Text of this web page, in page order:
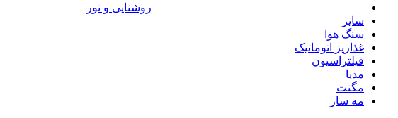
روشنایی و نور
سایر
سنگ هوا
غذاریز اتوماتیک
فیلتراسیون
مدیا
مگنت
مه ساز